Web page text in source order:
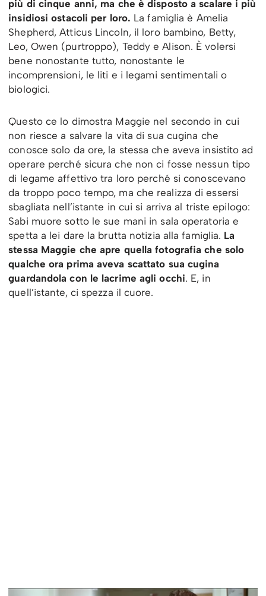
più di cinque anni, ma che è disposto a scalare i più
insidiosi ostacoli per loro. La famiglia è Amelia
Shepherd, Atticus Lincoln, il loro bambino, Betty,
Leo, Owen (purtroppo), Teddy e Alison. È volersi
bene nonostante tutto, nonostante le
incomprensioni, le liti e i legami sentimentali o
biologici.
Questo ce lo dimostra Maggie nel secondo in cui
non riesce a salvare la vita di sua cugina che
conosce solo da ore, la stessa che aveva insistito ad
operare perché sicura che non ci fosse nessun tipo
di legame affettivo tra loro perché si conoscevano
da troppo poco tempo, ma che realizza di essersi
sbagliata nell’istante in cui si arriva al triste epilogo:
Sabi muore sotto le sue mani in sala operatoria e
spetta a lei dare la brutta notizia alla famiglia. La
stessa Maggie che apre quella fotografia che solo
qualche ora prima aveva scattato sua cugina
guardandola con le lacrime agli occhi. E, in
quell’istante, ci spezza il cuore.